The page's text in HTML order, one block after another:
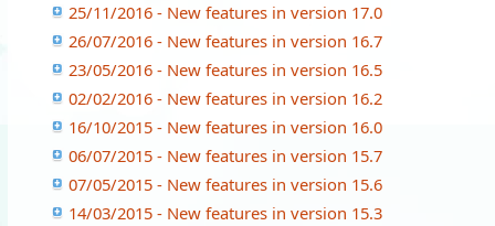
25/11/2016 - New features in version 17.0
26/07/2016 - New features in version 16.7
23/05/2016 - New features in version 16.5
02/02/2016 - New features in version 16.2
16/10/2015 - New features in version 16.0
06/07/2015 - New features in version 15.7
07/05/2015 - New features in version 15.6
14/03/2015 - New features in version 15.3